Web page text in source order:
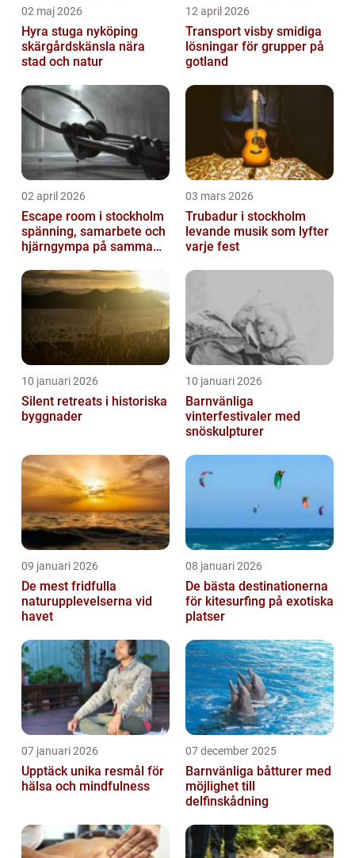
02 maj 2026
Hyra stuga nyköping
skärgårdskänsla nära
stad och natur
12 april 2026
Transport visby smidiga
lösningar för grupper på
gotland
02 april 2026
Escape room i stockholm
spänning, samarbete och
hjärngympa på samma
03 mars 2026
Trubadur i stockholm
levande musik som lyfter
varje fest
10 januari 2026
Silent retreats i historiska
byggnader
10 januari 2026
Barnvänliga
vinterfestivaler med
snöskulpturer
09 januari 2026
De mest fridfulla
naturupplevelserna vid
havet
08 januari 2026
De bästa destinationerna
för kitesurfing på exotiska
platser
07 januari 2026
Upptäck unika resmål för
hälsa och mindfulness
07 december 2025
Barnvänliga båtturer med
möjlighet till
delfinskådning